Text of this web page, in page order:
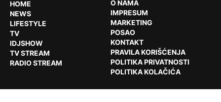
HOME
NEWS
LIFESTYLE
TV
IDJSHOW
TV STREAM
RADIO STREAM
O NAMA
IMPRESUM
MARKETING
POSAO
KONTAKT
PRAVILA KORIŠĆENJA
POLITIKA PRIVATNOSTI
POLITIKA KOLAČIĆA